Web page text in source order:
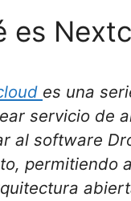
es
es una
servicio de
al software
permitiendo